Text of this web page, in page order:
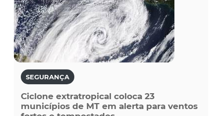
SEGURANÇA
Ciclone extratropical coloca 23
municípios de MT em alerta para ventos